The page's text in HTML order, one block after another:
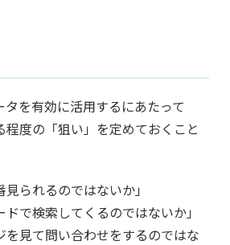
を有効に活用するにあたって
程度の「狙い」を定めておくこと
見られるのではないか」
ドで検索してくるのではないか」
を見て問い合わせをするのではな